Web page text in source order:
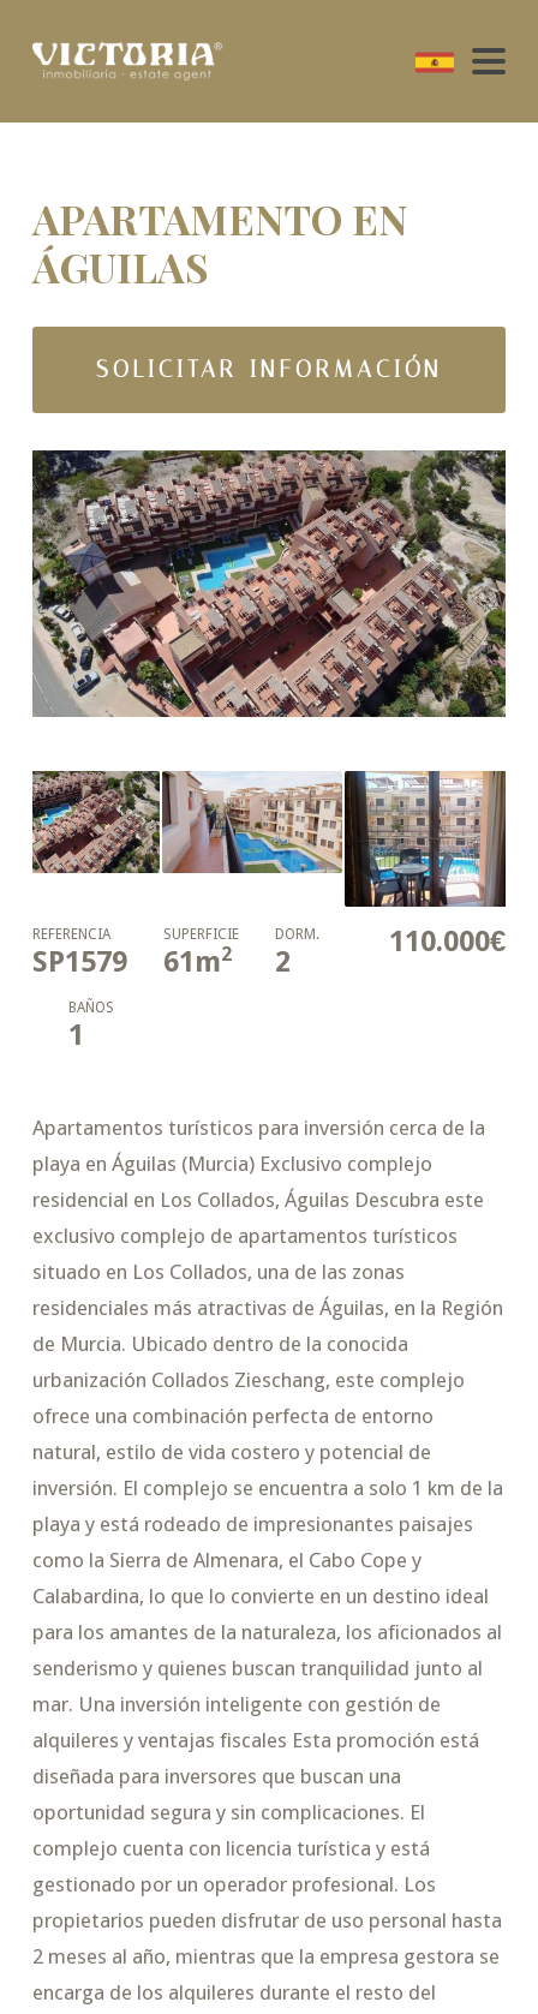
APARTAMENTO EN
ÁGUILAS
SOLICITAR INFORMACIÓN
110.000€
REFERENCIA
SP1579
SUPERFICIE
61m2
DORM.
2
BAÑOS
1
Apartamentos turísticos para inversión cerca de la
playa en Águilas (Murcia) Exclusivo complejo
residencial en Los Collados, Águilas Descubra este
exclusivo complejo de apartamentos turísticos
situado en Los Collados, una de las zonas
residenciales más atractivas de Águilas, en la Región
de Murcia. Ubicado dentro de la conocida
urbanización Collados Zieschang, este complejo
ofrece una combinación perfecta de entorno
natural, estilo de vida costero y potencial de
inversión. El complejo se encuentra a solo 1 km de la
playa y está rodeado de impresionantes paisajes
como la Sierra de Almenara, el Cabo Cope y
Calabardina, lo que lo convierte en un destino ideal
para los amantes de la naturaleza, los aficionados al
senderismo y quienes buscan tranquilidad junto al
mar. Una inversión inteligente con gestión de
alquileres y ventajas fiscales Esta promoción está
diseñada para inversores que buscan una
oportunidad segura y sin complicaciones. El
complejo cuenta con licencia turística y está
gestionado por un operador profesional. Los
propietarios pueden disfrutar de uso personal hasta
2 meses al año, mientras que la empresa gestora se
encarga de los alquileres durante el resto del